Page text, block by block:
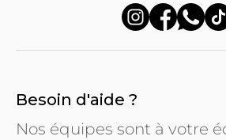
Besoin d'aide ?
Nos équipes sont à votre